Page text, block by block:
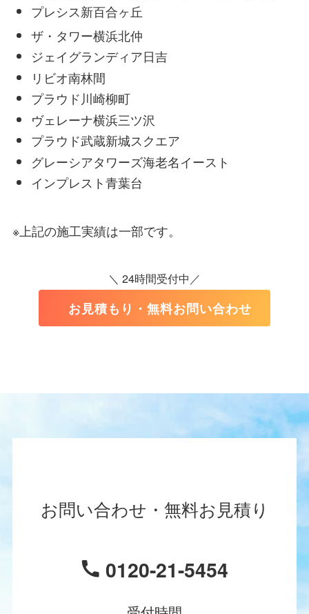
プレシス新百合ヶ丘
ザ・タワー横浜北仲
ジェイグランディア日吉
リビオ南林間
プラウド川崎柳町
ヴェレーナ横浜三ツ沢
プラウド武蔵新城スクエア
グレーシアタワーズ海老名イースト
インプレスト青葉台
※上記の施工実績は一部です。
＼ 24時間受付中／
お見積もり・無料お問い合わせ
お問い合わせ・無料お見積り
0120-21-5454